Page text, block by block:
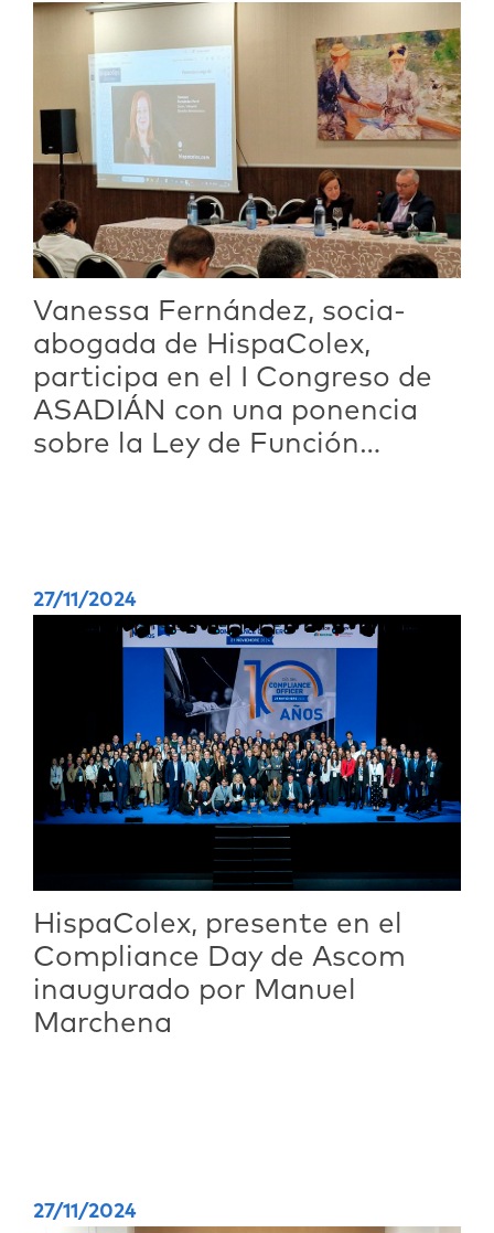
Vanessa Fernández, socia-
abogada de HispaColex,
participa en el I Congreso de
ASADIÁN con una ponencia
sobre la Ley de Función
27/11/2024
HispaColex, presente en el
Compliance Day de Ascom
inaugurado por Manuel
Marchena
27/11/2024